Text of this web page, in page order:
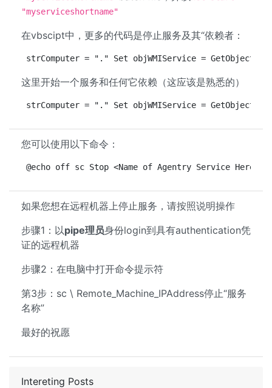
Intereting Posts
"myserviceshortname"
在vbscipt中，更多的代码是停止服务及其“依赖者：
strComputer = "." Set objWMIService =
这里开始一个服务和任何它依赖（这应该是熟悉的）
strComputer = "." Set objWMIService =
您可以使用以下命令：
@echo off sc Stop <Name of Agentry Service
如果您想在远程机器上停止服务，请按照说明操作
步骤1：以pipe理员身份login到具有authentication凭
证的远程机器
步骤2：在电脑中打开命令提示符
第3步：sc \ Remote_Machine_IPAddress停止“服务
名称”
最好的祝愿